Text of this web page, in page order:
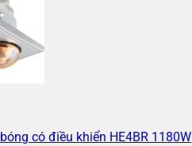
có điều khiển HE4BR 1180W